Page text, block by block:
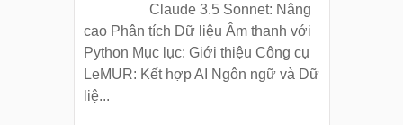
Claude 3.5 Sonnet: Nâng
cao Phân tích Dữ liệu Âm thanh với
Python Mục lục: Giới thiệu Công cụ
LeMUR: Kết hợp AI Ngôn ngữ và Dữ
liệ...